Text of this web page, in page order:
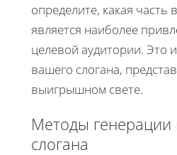
определите, какая часть
является наиболее
целевой аудитории. Это
вашего слогана,
выигрышном свете.
Методы генерации
слогана